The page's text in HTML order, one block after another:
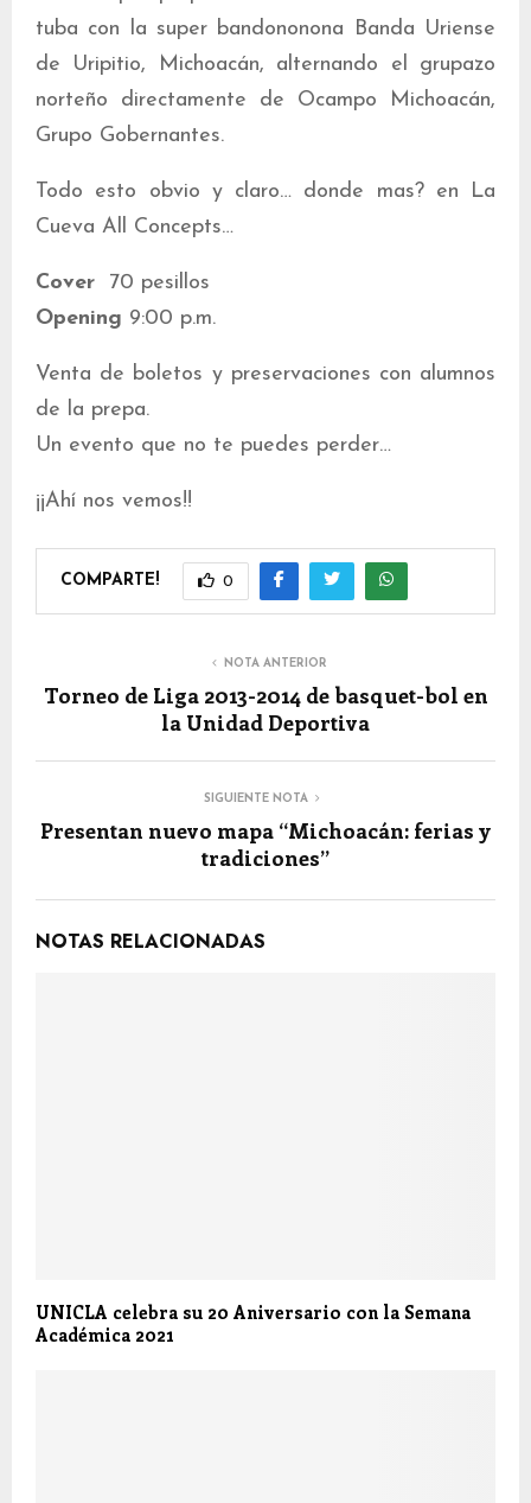
tuba con la super bandononona Banda Uriense
de Uripitio, Michoacán, alternando el grupazo
norteño directamente de Ocampo Michoacán,
Grupo Gobernantes.
Todo esto obvio y claro… donde mas? en La
Cueva All Concepts…
Cover 70 pesillos
Opening 9:00 p.m.
Venta de boletos y preservaciones con alumnos
de la prepa.
Un evento que no te puedes perder…
¡¡Ahí nos vemos!!
COMPARTE! 0
NOTA ANTERIOR
Torneo de Liga 2013-2014 de basquet-bol en
la Unidad Deportiva
SIGUIENTE NOTA
Presentan nuevo mapa “Michoacán: ferias y
tradiciones”
NOTAS RELACIONADAS
UNICLA celebra su 20 Aniversario con la Semana
Académica 2021